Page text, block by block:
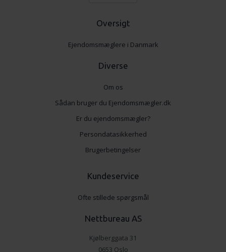
Oversigt
Ejendomsmæglere i Danmark
Diverse
Om os
Sådan bruger du Ejendomsmægler.dk
Er du ejendomsmægler?
Persondatasikkerhed
Brugerbetingelser
Kundeservice
Ofte stillede spørgsmål
Nettbureau AS
Kjølberggata 31
0653 Oslo